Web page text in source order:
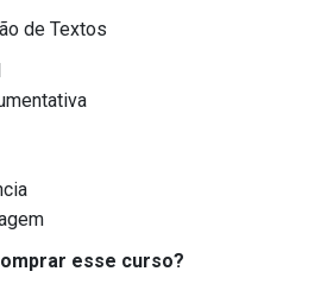
de Textos
esse curso?